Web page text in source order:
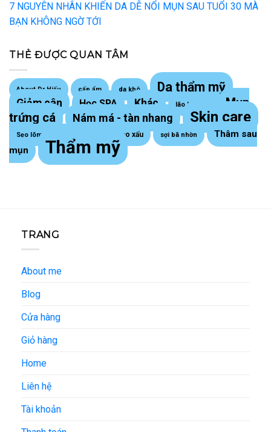
7 NGUYÊN NHÂN KHIẾN DA DỄ NỔI MỤN SAU TUỔI 30 MÀ
BẠN KHÔNG NGỜ TỚI
THẺ ĐƯỢC QUAN TÂM
About Dr Hiếu cấp ẩm da khô Da thẩm mỹ
Giảm cân Học SPA Khác lão hoá da
Mụn
trứng cá
Nám má - tàn nhang Skin care
Sẹo lõm trứng cá Sẹo lồi - sẹo xấu sợi bã nhờn
Thâm sau
mụn
Thẩm mỹ
TRANG
About me
Blog
Cửa hàng
Giỏ hàng
Home
Liên hệ
Tài khoản